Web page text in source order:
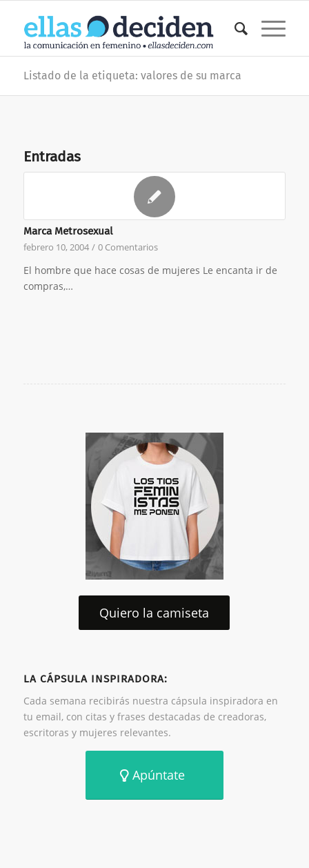
Listado de la etiqueta: valores de su marca
Entradas
Marca Metrosexual
febrero 10, 2004 / 0 Comentarios
El hombre que hace cosas de mujeres Le encanta ir de
compras,…
Quiero la camiseta
LA CÁPSULA INSPIRADORA:
Cada semana recibirás nuestra cápsula inspiradora en
tu email, con citas y frases destacadas de creadoras,
escritoras y mujeres relevantes.
Apúntate